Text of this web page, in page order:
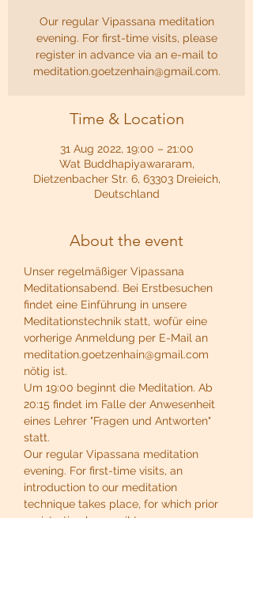
Our regular Vipassana meditation
evening. For first-time visits, please
register in advance via an e-mail to
meditation.goetzenhain@gmail.com.
Time & Location
31 Aug 2022, 19:00 – 21:00
Wat Buddhapiyawararam,
Dietzenbacher Str. 6, 63303 Dreieich,
Deutschland
About the event
Unser regelmäßiger Vipassana
Meditationsabend. Bei Erstbesuchen
findet eine Einführung in unsere
Meditationstechnik statt, wofür eine
vorherige Anmeldung per E-Mail an
meditation.goetzenhain@gmail.com
nötig ist.
Um 19:00 beginnt die Meditation. Ab
20:15 findet im Falle der Anwesenheit
eines Lehrer "Fragen und Antworten"
statt.
Our regular Vipassana meditation
evening. For first-time visits, an
introduction to our meditation
technique takes place, for which prior
registration by email to